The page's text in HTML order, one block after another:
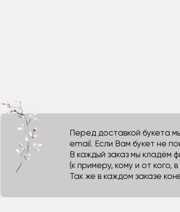
Перед доставкой букета
email. Если Вам букет не
В каждый заказ мы кладём
(к примеру, кому и от кого,
Так же в каждом заказе